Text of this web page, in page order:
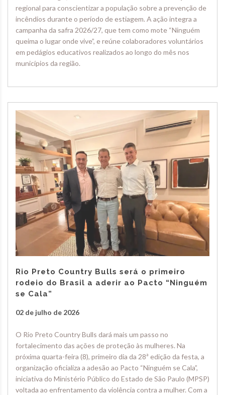
regional para conscientizar a população sobre a prevenção de
incêndios durante o período de estiagem. A ação integra a
campanha da safra 2026/27, que tem como mote “Ninguém
queima o lugar onde vive”, e reúne colaboradores voluntários
em pedágios educativos realizados ao longo do mês nos
municípios da região.
Rio Preto Country Bulls será o primeiro
rodeio do Brasil a aderir ao Pacto “Ninguém
se Cala”
02 de julho de 2026
O Rio Preto Country Bulls dará mais um passo no
fortalecimento das ações de proteção às mulheres. Na
próxima quarta-feira (8), primeiro dia da 28ª edição da festa, a
organização oficializa a adesão ao Pacto “Ninguém se Cala”,
iniciativa do Ministério Público do Estado de São Paulo (MPSP)
voltada ao enfrentamento da violência contra a mulher. Com a